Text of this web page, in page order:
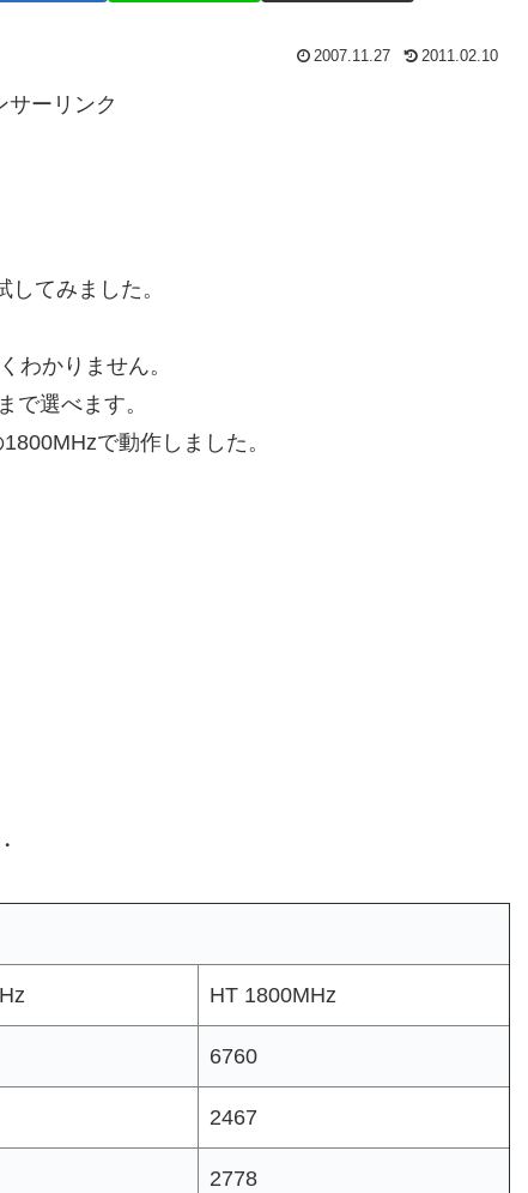
2007.11.27 2011.02.10
サーリンク
てみました。
わかりません。
で選べます。
で動作しました。
HT 1800MHz
6760
2467
2778